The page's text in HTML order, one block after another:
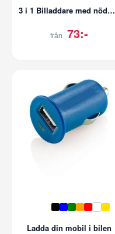
3 i 1 Billaddare med nödhammare och bältesskärare
från 73:-
Ladda din mobil i bilen